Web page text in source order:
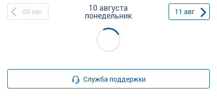
09 авг 10 августа
понедельник 11 авг
Служба поддержки